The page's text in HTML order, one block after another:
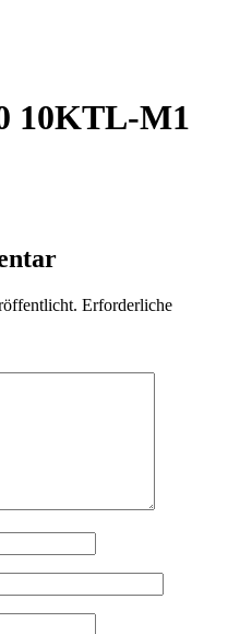
10KTL-M1
Erforderliche